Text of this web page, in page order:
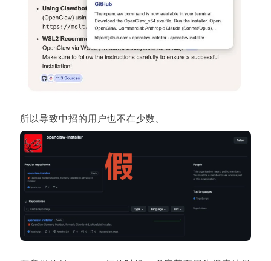
所以导致中招的用户也不在少数。